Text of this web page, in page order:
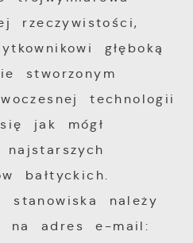
rzeczywistości,
głęboką
stworzonym
technologii
jak mógł
bałtyckich.
stanowiska należy
na adres e-mail: